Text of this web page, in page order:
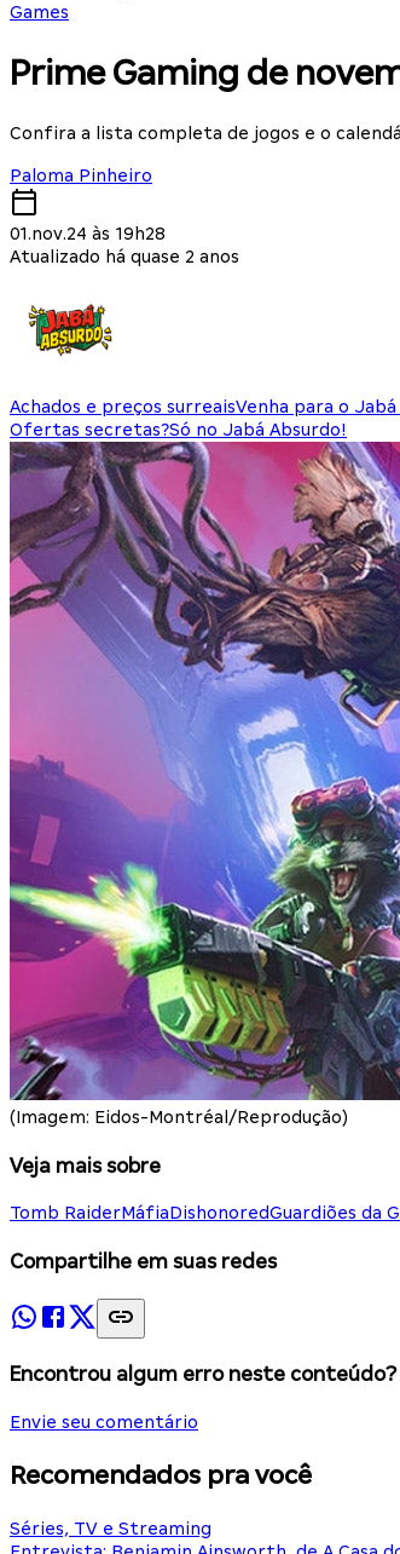
Games
Prime Gaming de
Confira a lista completa de jogos e o
Paloma Pinheiro
01.nov.24 às 19h28
Atualizado há quase 2 anos
Achados e preços surreaisVenha para o Jabá
Ofertas secretas?Só no Jabá Absurdo!
(Imagem: Eidos-Montréal/Reprodução)
Veja mais sobre
Tomb RaiderMáfiaDishonoredGuardiões da
Compartilhe em suas redes
Encontrou algum erro neste conteúdo?
Envie seu comentário
Recomendados pra você
Séries, TV e Streaming